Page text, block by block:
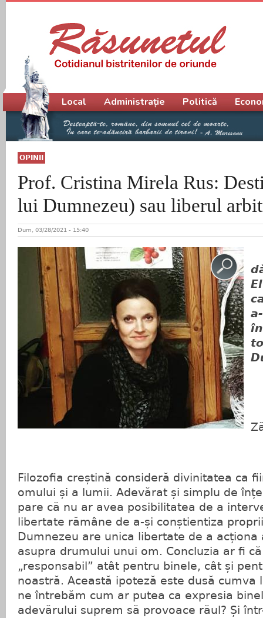
OPINII
Prof. Cristina Mirela Rus:
lui Dumnezeu) sau liberul
Dum, 03/28/2021 - 15:40
Filozofia creștină consideră divinitatea ca
omului și a lumii. Adevărat și simplu de
pare că nu ar avea posibilitatea de a
libertate rămâne de a-și conștientiza
Dumnezeu are unica libertate de a acționa
asupra drumului unui om. Concluzia ar fi
„responsabil” atât pentru binele, cât și
noastră. Această ipoteză este dusă cumva
ne întrebăm cum ar putea ca expresia
adevărului suprem să provoace răul? Și
Meniu principal
Local Administrație Politică